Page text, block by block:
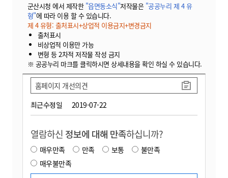
군산시청 에서 제작한 "읍면동소식"저작물은 "공공누리 제 4 유
형"에 따라 이용 할 수 있습니다.
제 4 유형: 출처표시+상업적 이용금지+변경금지
출처표시
비상업적 이용만 가능
변형 등 2차적 저작물 작성 금지
※ 공공누리 마크를 클릭하시면 상세내용을 확인 하실 수 있습니다.
최근수정일 2019-07-22
홈페이지 개선의견
열람하신 정보에 대해 만족하십니까?
매우만족 만족 보통
불만족
매우불만족